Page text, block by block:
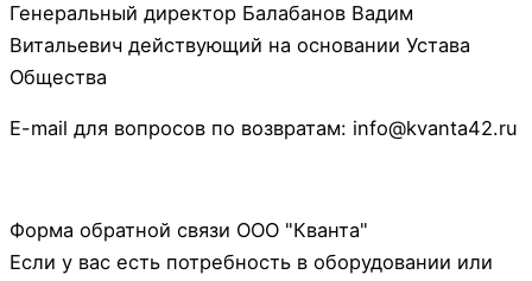
Генеральный директор Балабанов Вадим
Витальевич действующий на основании Устава
Общества
E-mail для вопросов по возвратам: info@kvanta42.ru
Форма обратной связи ООО "Кванта"
Если у вас есть потребность в оборудовании или